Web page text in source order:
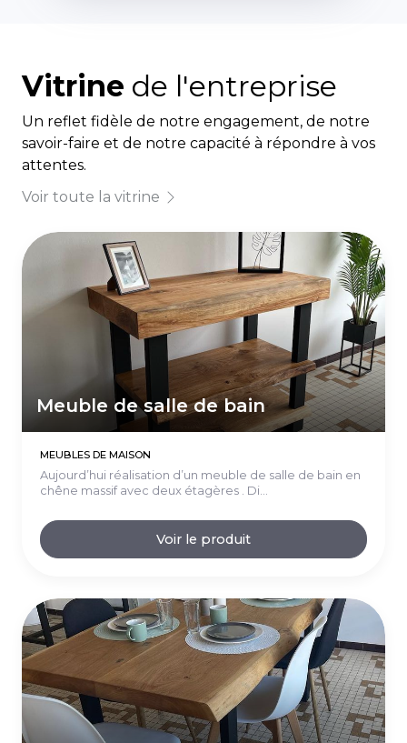
Vitrine de l'entreprise
Un reflet fidèle de notre engagement, de notre
savoir-faire et de notre capacité à répondre à vos
attentes.
Voir toute la vitrine
Meuble de salle de bain
MEUBLES DE MAISON
Aujourd’hui réalisation d’un meuble de salle de bain en
chêne massif avec deux étagères . Di...
Voir le produit